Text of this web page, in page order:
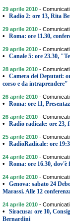
29 aprile 2010 - Comunicati
• Radio 2: ore 13, Rita
29 aprile 2010 - Comunicati
• Roma: ore 11.30,
29 aprile 2010 - Comunicati
• Canale 5: ore 23.30,
28 aprile 2010 - Comunicati
•
Camera dei Deputati:
corso e da intraprendere"
26 aprile 2010 - Comunicati
• Roma: ore 11,
26 aprile 2010 - Comunicati
• Radio radicale: ore 23,
25 aprile 2010 - Comunicati
• RadioRadicale: ore
24 aprile 2010 - Comunicati
• Roma: ore 16.30,
24 aprile 2010 - Comunicati
•
Genova: sabato 24
Marassi. Alle 12
24 aprile 2010 - Comunicati
•
Siracusa: ore 10,
Bernardini